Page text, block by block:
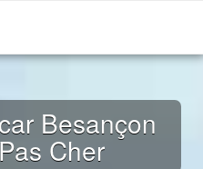
Besançon
Cher